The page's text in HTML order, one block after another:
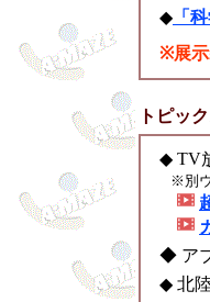
◆ 「
※展示
トピッ
◆ TV
※別ウ
◆ アブ
◆ 北陸